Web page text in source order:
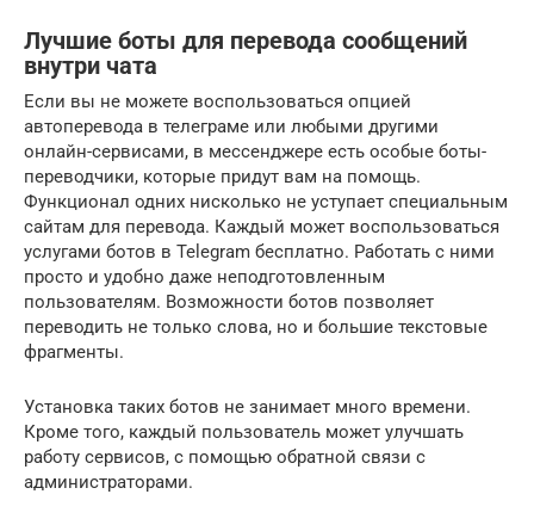
Лучшие боты для перевода сообщений
внутри чата
Если вы не можете воспользоваться опцией
автоперевода в телеграме или любыми другими
онлайн-сервисами, в мессенджере есть особые боты-
переводчики, которые придут вам на помощь.
Функционал одних нисколько не уступает специальным
сайтам для перевода. Каждый может воспользоваться
услугами ботов в Telegram бесплатно. Работать с ними
просто и удобно даже неподготовленным
пользователям. Возможности ботов позволяет
переводить не только слова, но и большие текстовые
фрагменты.
Установка таких ботов не занимает много времени.
Кроме того, каждый пользователь может улучшать
работу сервисов, с помощью обратной связи с
администраторами.